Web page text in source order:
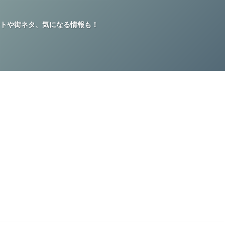
や街ネタ、気になる情報も！